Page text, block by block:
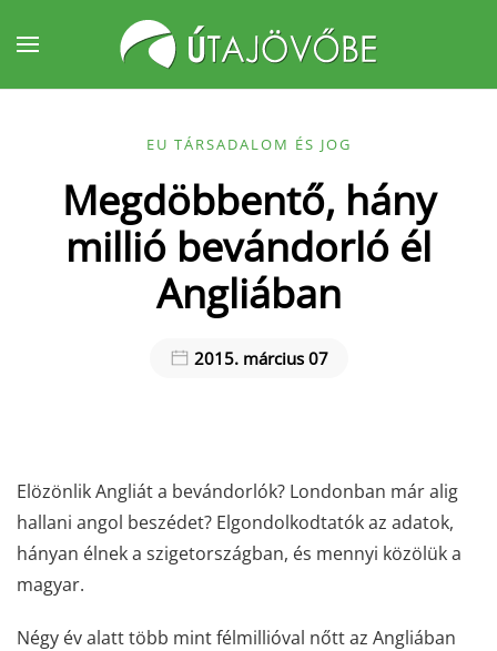
Fő tartalom átugrása
EU TÁRSADALOM ÉS JOG
Megdöbbentő, hány
millió bevándorló él
Angliában
2015. március 07
Elözönlik Angliát a bevándorlók? Londonban már alig
hallani angol beszédet? Elgondolkodtatók az adatok,
hányan élnek a szigetországban, és mennyi közölük a
magyar.
Négy év alatt több mint félmillióval nőtt az Angliában